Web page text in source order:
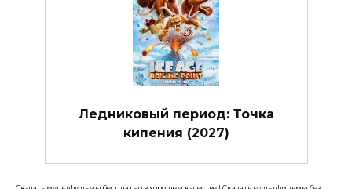
Ледниковый период: Точка
кипения (2027)